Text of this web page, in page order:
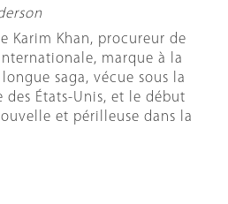
Karim Khan, procureur de
marque à la
saga, vécue sous la
des États-Unis, et le début
et périlleuse dans la